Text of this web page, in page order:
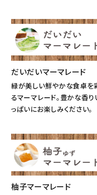
だいだいマーマレード
緑が美しい鮮やかな食卓を
るマーマレード。豊かな香り
っぱいにお楽しみください。
柚子マーマレード